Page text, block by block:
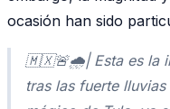
ocasión han sido
🇲🇽🚨🌧️| Esta es la
tras las fuerte